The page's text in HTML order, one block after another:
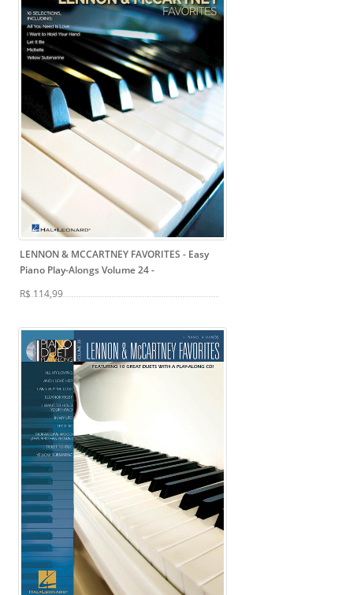
LENNON & MCCARTNEY FAVORITES - Easy
Piano Play-Alongs Volume 24-
R$ 114,99